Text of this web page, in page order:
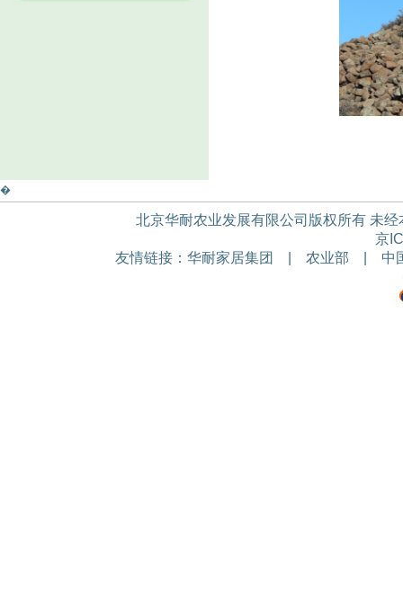
�
北京华耐农业发展有限公司版权所有 未
京
友情链接： 华耐家居集团 农业部 中